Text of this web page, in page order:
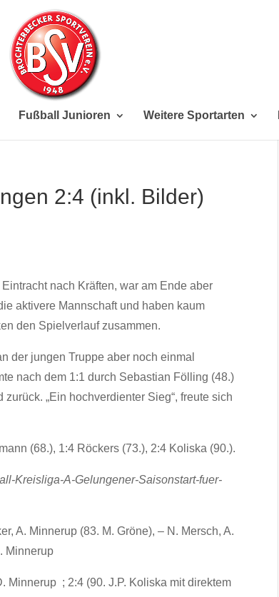
Fußball Junioren Weitere Sportarten
2:4 (inkl. Bilder)
nach Kräften, war am Ende aber
aktivere Mannschaft und haben kaum
den Spielverlauf zusammen.
der jungen Truppe aber noch einmal
nach dem 1:1 durch Sebastian Fölling (48.)
„Ein hochverdienter Sieg“, freute sich
(68.), 1:4 Röckers (73.), 2:4 Koliska (90.).
Kreisliga-A-Gelungener-Saisonstart-fuer-
A. Minnerup (83. M. Gröne), – N. Mersch, A.
Minnerup
Minnerup ; 2:4 (90. J.P. Koliska mit direktem